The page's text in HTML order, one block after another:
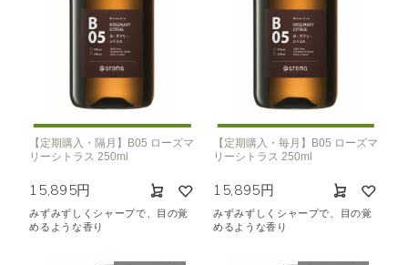
【定期購入・隔月】B05 ローズマ
リーシトラス 250ml
15,895円
みずみずしくシャープで、目の覚
めるような香り
【定期購入・毎月】B05 ローズマ
リーシトラス 250ml
15,895円
みずみずしくシャープで、目の覚
めるような香り